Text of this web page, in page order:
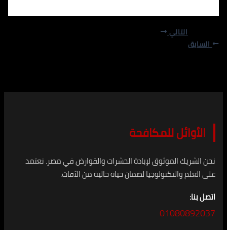
السابق
التالي
الأوائل للمكافحة
نحن الشريك الموثوق لإبادة الحشرات والقوارض في مصر. نعتمد
على العلم والتكنولوجيا لضمان حياة خالية من الآفات.
اتصل بنا:
01080892037